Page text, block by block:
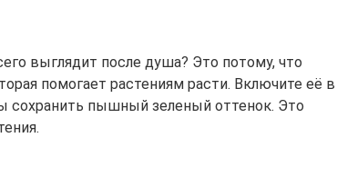
выглядит после душа? Это потому, что
помогает растениям расти. Включите её в
пышный зеленый оттенок. Это